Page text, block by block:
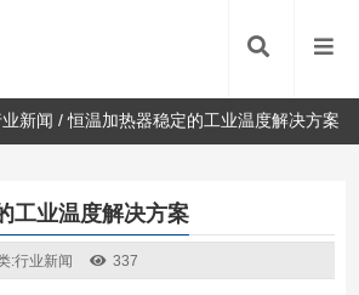
新闻 /恒温加热器稳定的工业温度解决方案
工业温度解决方案
:行业新闻 337